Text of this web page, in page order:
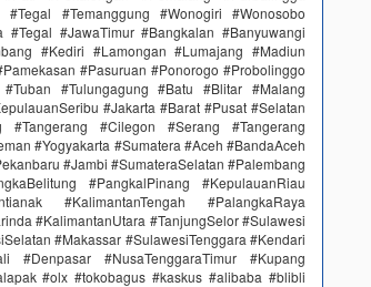
#Temanggung #Wonogiri #Wonosobo
#JawaTimur #Bangkalan #Banyuwangi
#Kediri #Lamongan #Lumajang #Madiun
#Pasuruan #Ponorogo #Probolinggo
#Tulungagung #Batu #Blitar #Malang
#Jakarta #Barat #Pusat #Selatan
#Cilegon #Serang #Tangerang
#Yogyakarta #Sumatera #Aceh #BandaAceh
#Jambi #SumateraSelatan #Palembang
#PangkalPinang #KepulauanRiau
#KalimantanTengah #PalangkaRaya
#KalimantanUtara #TanjungSelor #Sulawesi
#Makassar #SulawesiTenggara #Kendari
#Denpasar #NusaTenggaraTimur #Kupang
#olx #tokobagus #kaskus #alibaba #blibli